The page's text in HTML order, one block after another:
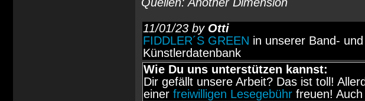
11/01/23 by Otti
FIDDLER´S GREEN in unserer Band- und
Künstlerdatenbank
Wie Du uns unterstützen kannst:
Dir gefällt unsere Arbeit? Das ist toll!
einer freiwilligen Lesegebührfreuen! Auch